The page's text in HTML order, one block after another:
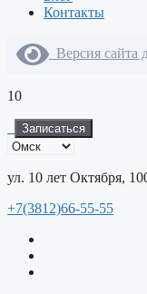
Контакты
Версия сайта
10
Записаться
ул. 10 лет Октября,
+7(3812)66-55-55